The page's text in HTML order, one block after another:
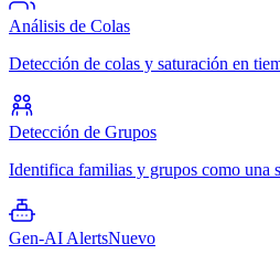
Análisis de Colas
Detección de colas y saturación en
Detección de Grupos
Identifica familias y grupos como una
Gen-AI AlertsNuevo